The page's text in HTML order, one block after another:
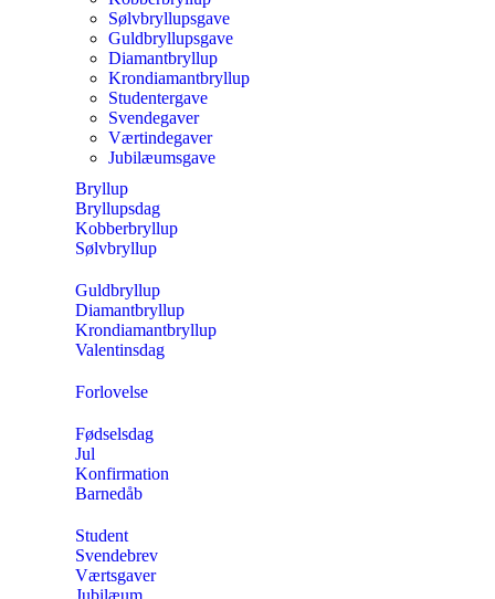
Sølvbryllupsgave
Guldbryllupsgave
Diamantbryllup
Krondiamantbryllup
Studentergave
Svendegaver
Værtindegaver
Jubilæumsgave
Bryllup
Bryllupsdag
Kobberbryllup
Sølvbryllup
Guldbryllup
Diamantbryllup
Krondiamantbryllup
Valentinsdag
Forlovelse
Fødselsdag
Jul
Konfirmation
Barnedåb
Student
Svendebrev
Værtsgaver
Jubilæum